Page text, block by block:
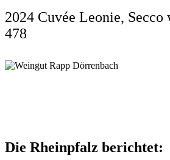
2024 Cuvée Leonie,
478
Die Rheinpfalz berichtet: